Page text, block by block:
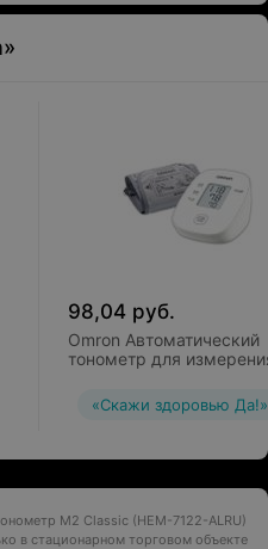
98,04 руб.
Omron Автоматический
тонометр для
Basic (HEM-7121J-AF)
«Скажи здоровью Да!»
M2 Classic (HEM-7122-ALRU)
в стационарном торговом объекте